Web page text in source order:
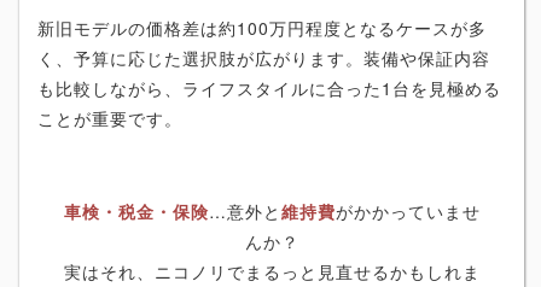
新旧モデルの価格差は約100万円程度となるケースが多
く、予算に応じた選択肢が広がります。装備や保証内容
も比較しながら、ライフスタイルに合った1台を見極める
ことが重要です。
車検・税金・保険…意外と 維持費がかかっていませ
んか？
実はそれ、ニコノリでまるっと見直せるかもしれま